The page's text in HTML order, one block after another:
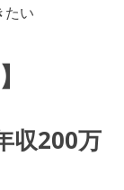
たい
収200万